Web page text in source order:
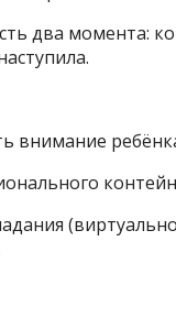
два момента:
внимание